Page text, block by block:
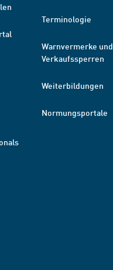
Terminologie
Warnvermerke und
Verkaufssperren
Weiterbildungen
Normungsportale